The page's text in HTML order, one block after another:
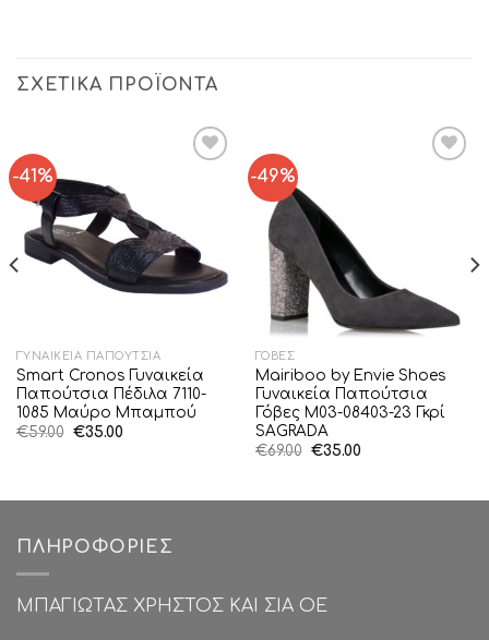
ΣΧΕΤΙΚΆ ΠΡΟΪΌΝΤΑ
-41%
ΓΥΝΑΙΚΕΊΑ ΠΑΠΟΎΤΣΙΑ
Smart Cronos Γυναικεία
Παπούτσια Πέδιλα 7110-
1085 Μαύρο Μπαμπού
€59.00 Original
€35.00Η
-49%
ΓΌΒΕΣ
Mairiboo by Envie Shoes
Γυναικεία Παπούτσια
Γόβες M03-08403-23 Γκρί
SAGRADA
€69.00 Original
€35.00Η
ΠΛΗΡΟΦΟΡΊΕΣ
ΜΠΑΓΙΩΤΑΣ ΧΡΗΣΤΟΣ ΚΑΙ ΣΙΑ ΟΕ